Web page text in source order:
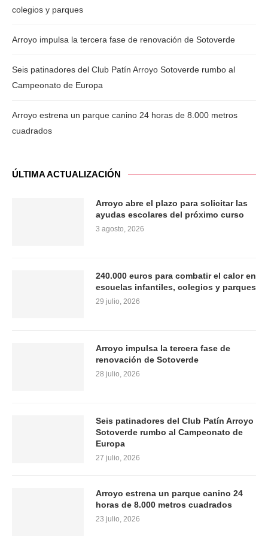
colegios y parques
Arroyo impulsa la tercera fase de renovación de Sotoverde
Seis patinadores del Club Patín Arroyo Sotoverde rumbo al
Campeonato de Europa
Arroyo estrena un parque canino 24 horas de 8.000 metros
cuadrados
ÚLTIMA ACTUALIZACIÓN
Arroyo abre el plazo para solicitar las
ayudas escolares del próximo curso
3 agosto, 2026
240.000 euros para combatir el calor en
escuelas infantiles, colegios y parques
29 julio, 2026
Arroyo impulsa la tercera fase de
renovación de Sotoverde
28 julio, 2026
Seis patinadores del Club Patín Arroyo
Sotoverde rumbo al Campeonato de
Europa
27 julio, 2026
Arroyo estrena un parque canino 24
horas de 8.000 metros cuadrados
23 julio, 2026